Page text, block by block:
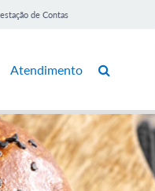
de Contas
Atendimento